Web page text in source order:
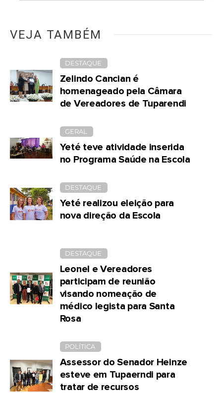
VEJA TAMBÉM
DESTAQUE
Zelindo Cancian é
homenageado pela Câmara
de Vereadores de Tuparendi
GERAL
Yeté teve atividade inserida
no Programa Saúde na Escola
DESTAQUE
Yeté realizou eleição para
nova direção da Escola
DESTAQUE
Leonel e Vereadores
participam de reunião
visando nomeação de
médico legista para Santa
Rosa
POLÍTICA
Assessor do Senador Heinze
esteve em Tupaerndi para
tratar de recursos